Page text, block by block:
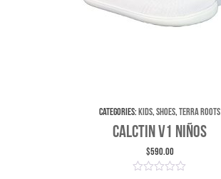
Categories:Kids,Shoes,Terra Roots
CalCTin v1 Niños
$590.00